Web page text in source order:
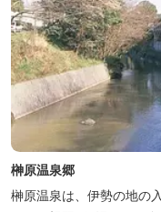
榊原温泉郷
榊原温泉は、伊勢の地の